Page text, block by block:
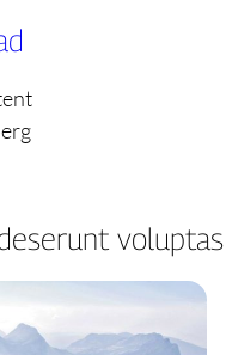
voluptas